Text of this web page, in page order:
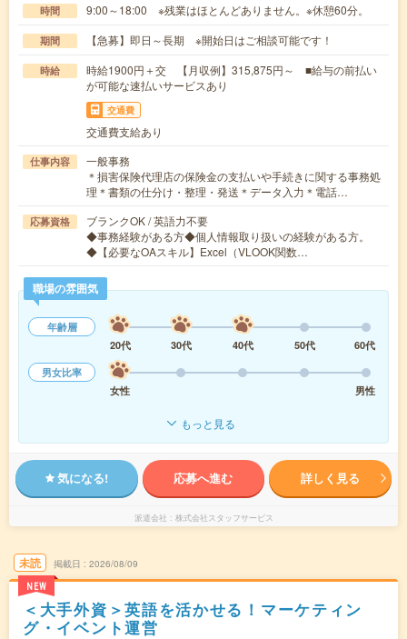
時間 9:00～18:00 ※残業はほとんどありません。※休憩60分。
期間 【急募】即日～長期 ※開始日はご相談可能です！
時給
時給1900円＋交 【月収例】315,875円～ ■給与の前払い
が可能な速払いサービスあり
交通費
交通費支給あり
仕事内容
一般事務
＊損害保険代理店の保険金の支払いや手続きに関する事務処
理＊書類の仕分け・整理・発送＊データ入力＊電話…
応募資格
ブランクOK / 英語力不要
◆事務経験がある方◆個人情報取り扱いの経験がある方。
◆【必要なOAスキル】Excel（VLOOK関数…
職場の雰囲気
年齢層
20代
30代 40代 50代
60代
男女比率
女性
男性
もっと見る
気になる! 応募へ進む 詳しく見る
派遣会社 株式会社スタッフサービス
未読
NEW
掲載日 2026/08/09
＜大手外資＞英語を活かせる！マーケティン
グ・イベント運営